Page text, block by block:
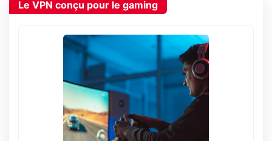
Le VPN conçu pour le gaming